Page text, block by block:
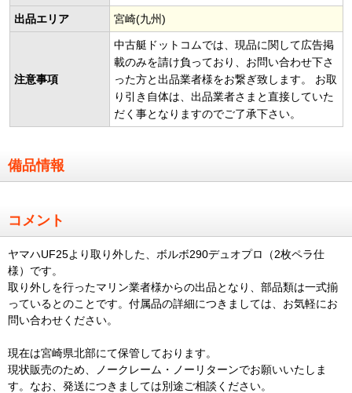
出品エリア 宮崎(九州)
注意事項
中古艇ドットコムでは、現品に関して広告掲
載のみを請け負っており、お問い合わせ下さ
った方と出品業者様をお繋ぎ致します。 お取
り引き自体は、出品業者さまと直接していた
だく事となりますのでご了承下さい。
備品情報
コメント
ヤマハUF25より取り外した、ボルボ290デュオプロ（2枚ペラ仕
様）です。
取り外しを行ったマリン業者様からの出品となり、部品類は一式揃
っているとのことです。付属品の詳細につきましては、お気軽にお
問い合わせください。
現在は宮崎県北部にて保管しております。
現状販売のため、ノークレーム・ノーリターンでお願いいたしま
す。なお、発送につきましては別途ご相談ください。